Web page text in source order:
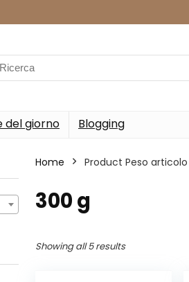
del giorno Blogging
Home Product Peso articolo
‎300 g
Showing all 5 results